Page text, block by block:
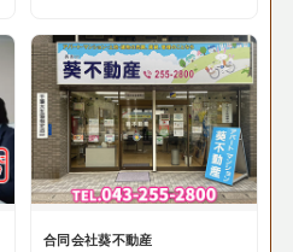
合同会社葵不動産